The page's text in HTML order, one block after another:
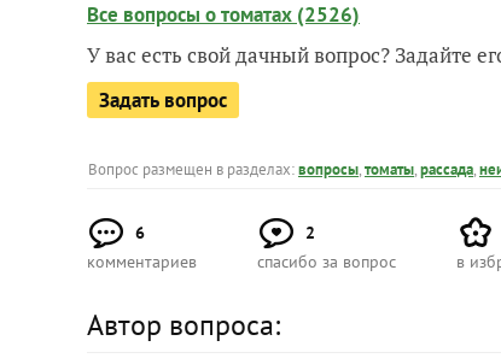
Все вопросы о томатах (2526)
У вас есть свой дачный вопрос? Задайте
Задать вопрос
Вопрос размещен в разделах:вопросы,томаты,рассада,
6
комментариев
2
спасибо за вопрос
в
Автор вопроса: